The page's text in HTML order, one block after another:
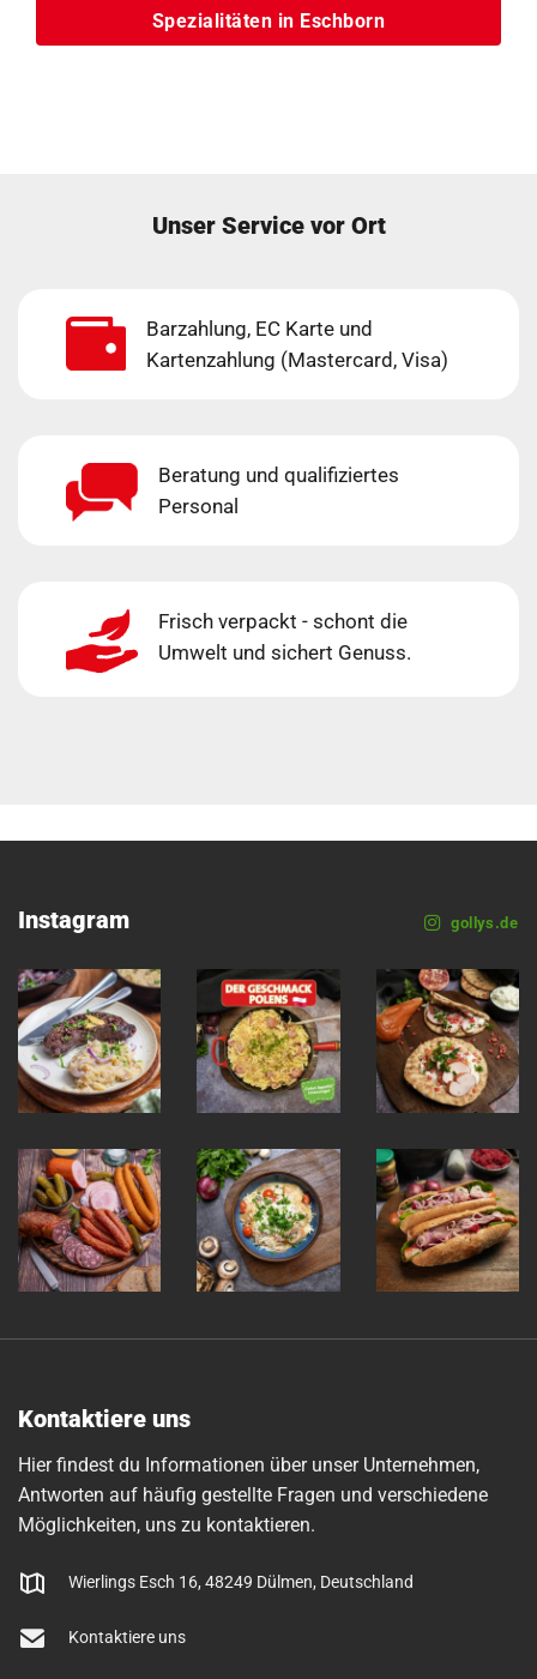
Spezialitäten in Eschborn
Unser Service vor Ort
Barzahlung, EC Karte und
Kartenzahlung (Mastercard, Visa)
Beratung und qualifiziertes
Personal
Frisch verpackt - schont die
Umwelt und sichert Genuss.
Instagram gollys.de
Kontaktiere uns
Hier findest du Informationen über unser Unternehmen,
Antworten auf häufig gestellte Fragen und verschiedene
Möglichkeiten, uns zu kontaktieren.
Wierlings Esch 16, 48249 Dülmen, Deutschland
Kontaktiere uns